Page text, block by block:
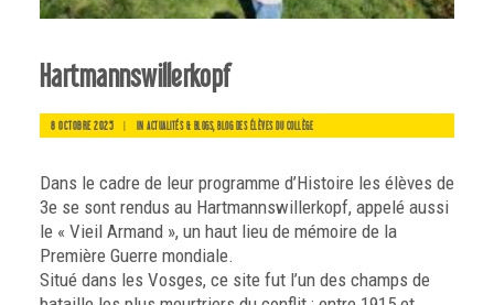
Hartmannswillerkopf
8 OCTOBRE 2025 | IN ACTUALITÉS & BLOGS, BLOG DES ÉLÈVES DU COLLÈGE
Dans le cadre de leur programme d’Histoire les élèves de
3e se sont rendus au Hartmannswillerkopf, appelé aussi
le « Vieil Armand », un haut lieu de mémoire de la
Première Guerre mondiale.
Situé dans les Vosges, ce site fut l’un des champs de